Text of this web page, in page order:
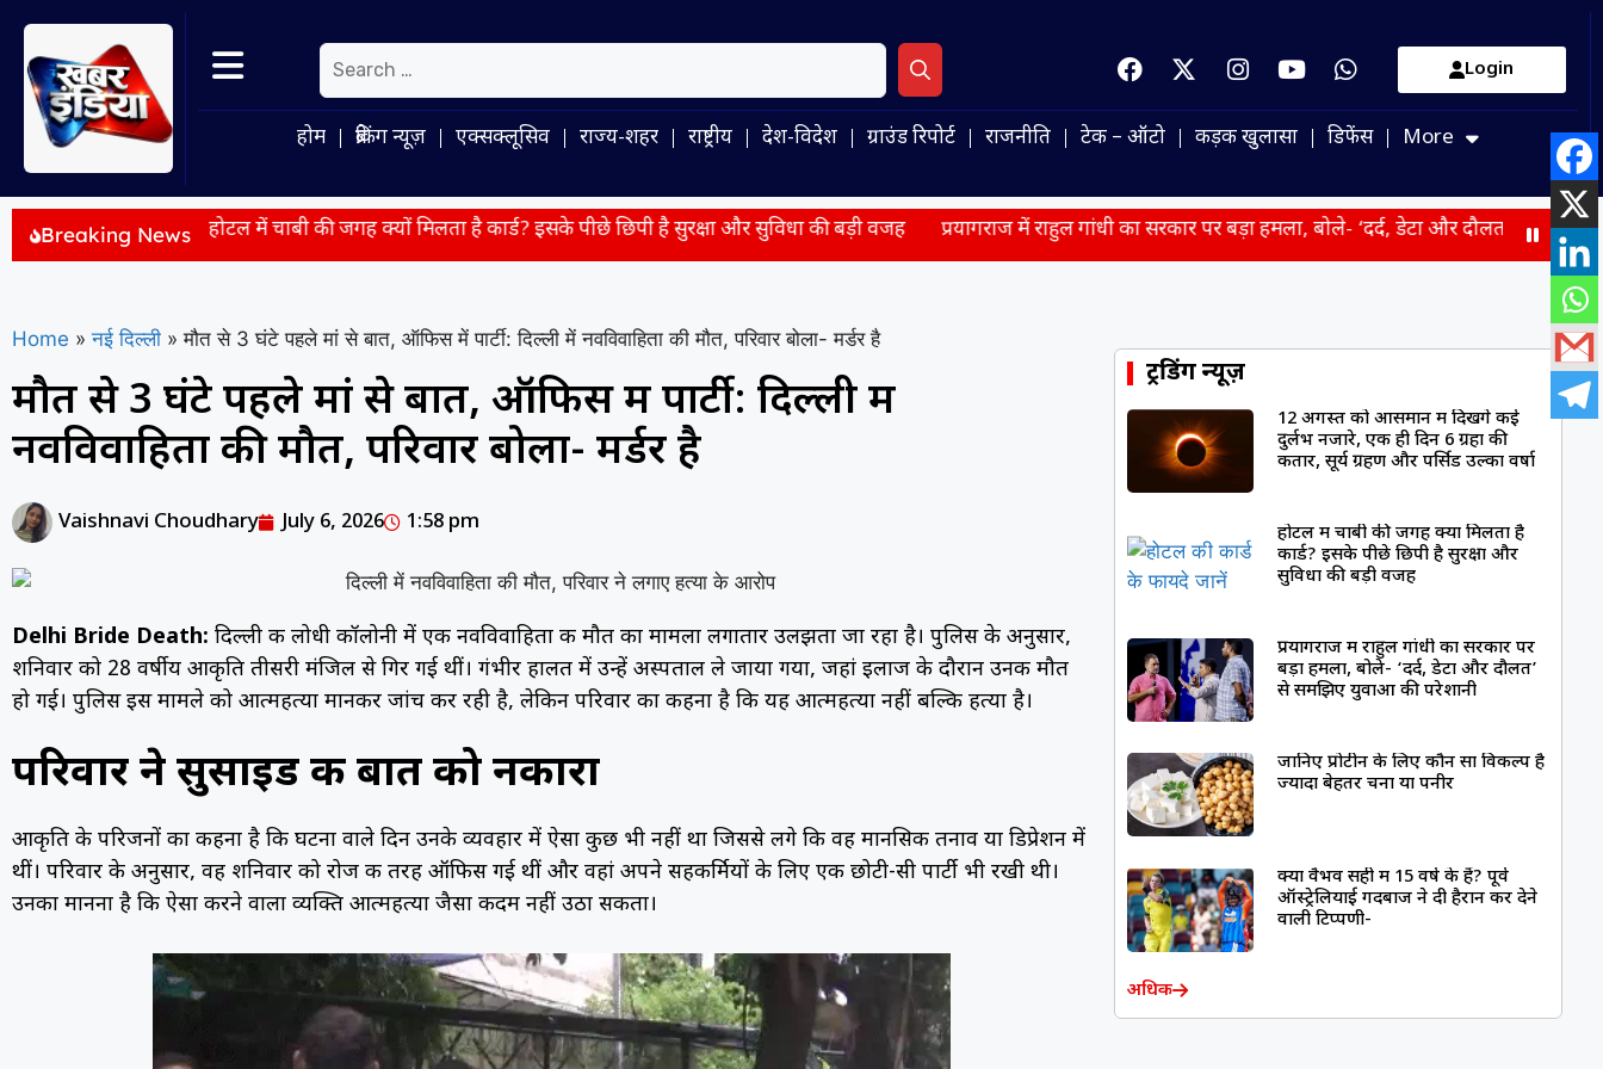
Login
होम ब्रेकिंग न्यूज़ एक्सक्लूसिव राज्य-शहर राष्ट्रीय देश-विदेश ग्राउंड रिपोर्ट राजनीति टेक – ऑटो कड़क खुलासा डिफेंस More
Breaking News
होटल में चाबी की जगह क्यों मिलता है कार्ड? इसके पीछे छिपी है सुरक्षा और सुविधा की बड़ी वजह प्रयागराज में राहुल गांधी का सरकार पर बड़ा हमला, बोले- ‘दर्द, डेटा और दौलत’ से समझिए युवाओं की
Home » नई दिल्ली » मौत से 3 घंटे पहले मां से बात, ऑफिस में पार्टी: दिल्ली में नवविवाहिता की मौत, परिवार बोला- मर्डर है
मौत से 3 घंटे पहले मां से बात, ऑफिस में पार्टी: दिल्ली में
नवविवाहिता की मौत, परिवार बोला- मर्डर है
Vaishnavi Choudhary July 6, 2026 1:58 pm
Delhi Bride Death: दिल्ली की लोधी कॉलोनी में एक नवविवाहिता की मौत का मामला लगातार उलझता जा रहा है। पुलिस के अनुसार,
शनिवार को 28 वर्षीय आकृति तीसरी मंजिल से गिर गई थीं। गंभीर हालत में उन्हें अस्पताल ले जाया गया, जहां इलाज के दौरान उनकी मौत
हो गई। पुलिस इस मामले को आत्महत्या मानकर जांच कर रही है, लेकिन परिवार का कहना है कि यह आत्महत्या नहीं बल्कि हत्या है।
परिवार ने सुसाइड की बात को नकारा
आकृति के परिजनों का कहना है कि घटना वाले दिन उनके व्यवहार में ऐसा कुछ भी नहीं था जिससे लगे कि वह मानसिक तनाव या डिप्रेशन में
थीं। परिवार के अनुसार, वह शनिवार को रोज की तरह ऑफिस गई थीं और वहां अपने सहकर्मियों के लिए एक छोटी-सी पार्टी भी रखी थी।
उनका मानना है कि ऐसा करने वाला व्यक्ति आत्महत्या जैसा कदम नहीं उठा सकता।
ट्रेंडिंग न्यूज़
12 अगस्त को आसमान में दिखेंगे कई
दुर्लभ नजारे, एक ही दिन 6 ग्रहों की
कतार, सूर्य ग्रहण और पर्सिड उल्का वर्षा
होटल में चाबी की जगह क्यों मिलता है
कार्ड? इसके पीछे छिपी है सुरक्षा और
सुविधा की बड़ी वजह
प्रयागराज में राहुल गांधी का सरकार पर
बड़ा हमला, बोले- ‘दर्द, डेटा और दौलत’
से समझिए युवाओं की परेशानी
जानिए प्रोटीन के लिए कौन सा विकल्प है
ज्यादा बेहतर चना या पनीर
क्या वैभव सही में 15 वर्ष के हैं? पूर्व
ऑस्ट्रेलियाई गेंदबाज ने दी हैरान कर देने
वाली टिप्पणी-
अधिक